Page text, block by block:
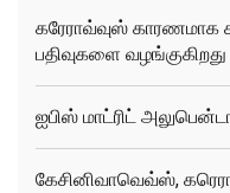
கரேராவ்வுஸ் காரணமாக
பதிவுகளை வழங்குகிறது
ஐபிஸ் மாட்ரிட்
கேசினிவாவெவ்ஸ்,